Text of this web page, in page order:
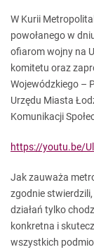
W Kurii
powołanego w
ofiarom wojny na
komitetu oraz
Wojewódzkiego –
Urzędu Miasta
Komunikacji
https://youtu.be/
Jak zauważa
zgodnie
działań tylko
konkretna i
wszystkich